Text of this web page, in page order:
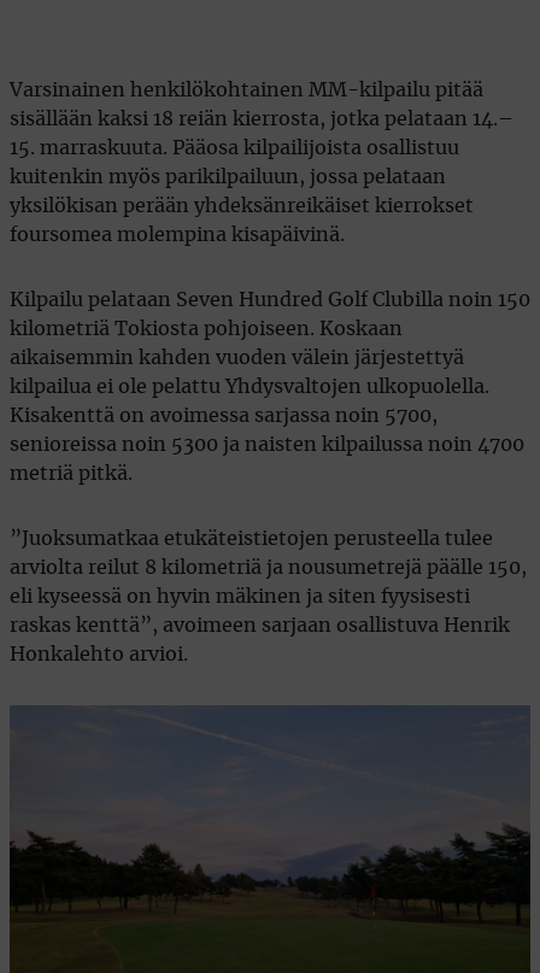
Varsinainen henkilökohtainen MM-kilpailu pitää
sisällään kaksi 18 reiän kierrosta, jotka pelataan 14.–
15. marraskuuta. Pääosa kilpailijoista osallistuu
kuitenkin myös parikilpailuun, jossa pelataan
yksilökisan perään yhdeksänreikäiset kierrokset
foursomea molempina kisapäivinä.
Kilpailu pelataan Seven Hundred Golf Clubilla noin 150
kilometriä Tokiosta pohjoiseen. Koskaan
aikaisemmin kahden vuoden välein järjestettyä
kilpailua ei ole pelattu Yhdysvaltojen ulkopuolella.
Kisakenttä on avoimessa sarjassa noin 5700,
senioreissa noin 5300 ja naisten kilpailussa noin 4700
metriä pitkä.
”Juoksumatkaa etukäteistietojen perusteella tulee
arviolta reilut 8 kilometriä ja nousumetrejä päälle 150,
eli kyseessä on hyvin mäkinen ja siten fyysisesti
raskas kenttä”, avoimeen sarjaan osallistuva Henrik
Honkalehto arvioi.